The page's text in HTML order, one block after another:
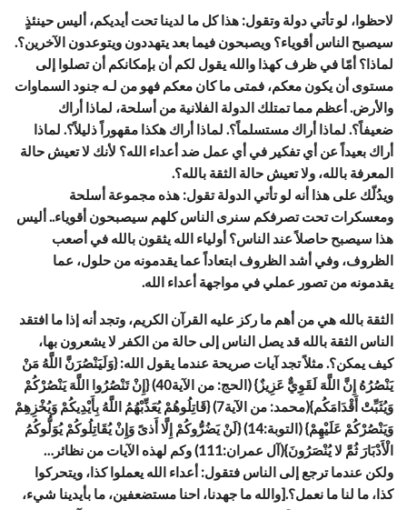
لاحظوا، لو تأتي دولة وتقول: هذا كل ما لدينا تحت أيديكم، أليس حينئذٍ
سيصبح الناس أقوياء؟ ويصبحون فيما بعد يتهددون ويتوعدون الآخرين؟.
لماذا؟ أمّا في ظرف كهذا والله يقول لكم أن بإمكانكم أن تصلوا إلى
مستوى أن يكون معكم، فمتى ما كان معكم فهو من لـه جنود السماوات
والأرض. أعظم مما تمتلك الدولة الفلانية من أسلحة، لماذا أراك
ضعيفاً؟. لماذا أراك مستسلماً؟. لماذا أراك هكذا مقهوراً ذليلاً؟. لماذا
أراك بعيداً عن أي تفكير في أي عمل ضد أعداء الله؟ لأنك لا تعيش حالة
المعرفة بالله، ولا تعيش حالة الثقة بالله؟.
ويدُلّك على هذا أنه لو تأتي الدولة تقول: هذه مجموعة أسلحة
ومعسكرات تحت تصرفكم سنرى الناس كلهم سيصبحون أقوياء.. أليس
هذا سيصبح حاصلاً عند الناس؟ أولياء الله يثقون بالله في أصعب
الظروف، وفي أشد الظروف ابتعاداً عما يقدمونه من حلول، عما
يقدمونه من تصور عملي في مواجهة أعداء الله.
الثقة بالله هي من أهم ما ركز عليه القرآن الكريم، وتجد أنه إذا ما افتقد
الناس الثقة بالله قد يصل الناس إلى حالة من الكفر لا يشعرون بها،
كيف يمكن؟. مثلاً تجد آيات صريحة عندما يقول الله: {وَلَيَنْصُرَنَّ اللَّهُ مَنْ
يَنْصُرُهُ إِنَّ اللَّهَ لَقَوِيٌّ عَزِيزٌ} (الحج: من الآية40) {إِنْ تَنْصُرُوا اللَّهَ يَنْصُرْكُمْ
وَيُثَبِّتْ أَقْدَامَكُم}(محمد: من الآية7) {قَاتِلُوهُمْ يُعَذِّبْهُمُ اللَّهُ بِأَيْدِيكُمْ وَيُخْزِهِمْ
وَيَنْصُرْكُمْ عَلَيْهِمْ} (التوبة:14) {لَنْ يَضُرُّوكُمْ إِلَّا أَذىً وَإِنْ يُقَاتِلُوكُمْ يُوَلُّوكُمُ
الْأَدْبَارَ ثُمَّ لا يُنْصَرُونَ}(آل عمران:111) وكم لهذه الآيات من نظائر…
ولكن عندما ترجع إلى الناس فتقول: أعداء الله يعملوا كذا، ويتحركوا
كذا، ما لنا ما نعمل؟.[والله ما جهدنا، احنا مستضعفين، ما بأيدينا شيء،